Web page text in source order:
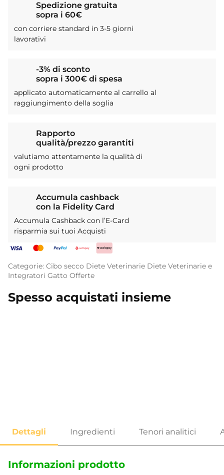
Spedizione gratuita
sopra i 60€
con corriere standard in 3-5 giorni
lavorativi
-3% di sconto
sopra i 300€ di spesa
applicato automaticamente al carrello al
raggiungimento della soglia
Rapporto
qualità/prezzo garantiti
valutiamo attentamente la qualità di
ogni prodotto
Accumula cashback
con la Fidelity Card
Accumula Cashback con l’E-Card
risparmia sui tuoi Acquisti
Categorie: Cibo secco Diete Veterinarie Diete Veterinarie e
Integratori Gatto Offerte
Spesso acquistati insieme
Informazioni prodotto